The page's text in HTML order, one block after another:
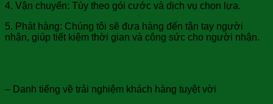
4. Vận chuyển: Tùy theo gói cước và dịch vụ chọn lựa.
5. Phát hàng: Chúng tôi sẽ đưa hàng đến tận tay người
nhận, giúp tiết kiệm thời gian và công sức cho người nhận.
– Danh tiếng về trải nghiệm khách hàng tuyệt vời